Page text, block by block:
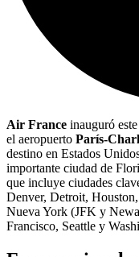
Air France inauguró
el aeropuerto París-
destino en Estados
importante ciudad de
que incluye ciudades
Denver, Detroit,
Nueva York (JFK y
Francisco, Seattle y